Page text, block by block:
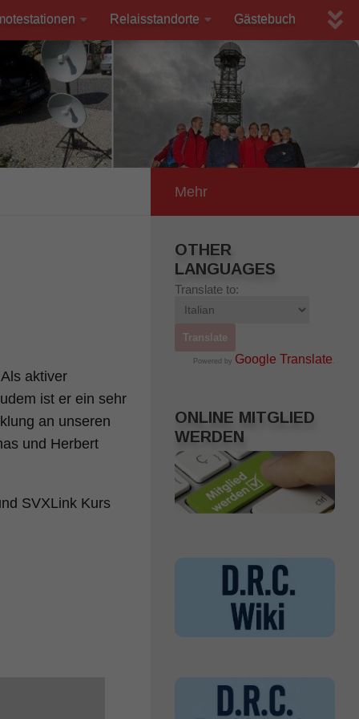
Relaisstandorte Gästebuch
aktiver
ist er ein sehr
an unseren
und Herbert
SVXLink Kurs
Mehr
OTHER
LANGUAGES
Translate to:
Powered by Google Translate .
ONLINE MITGLIED
WERDEN